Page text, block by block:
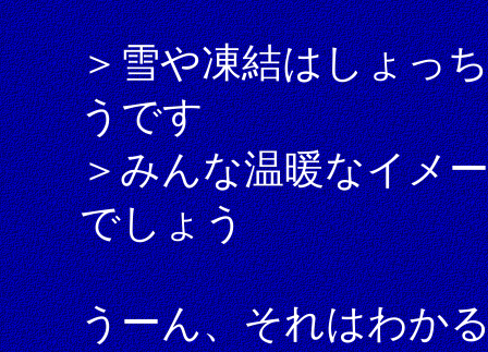
＞雪や凍結はしょっ
うです
＞みんな温暖なイメ
でしょう
うーん、それはわか